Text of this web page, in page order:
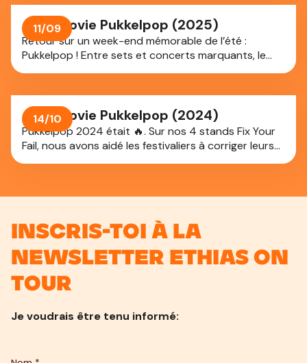
amarrés le long des quais de l’Escaut et dans les
docks. En quatre jours, ils ont attiré plus de 500
000 visiteurs, venus non seulement admirer les
navires, mais aussi profiter de l’ambiance, des
concerts, du feu d’artifice ainsi que de l’offre
Aftermovie Pukkelpop (2025)
Retour sur un week-end mémorable de l’été :
Pukkelpop ! Entre sets et concerts marquants, le
festival reste bien présent dans nos souvenirs. Nos
paillettes, coiffures, goodies, gadgets et merch en
édition limitée pour transformer le moindre petit fail
de festival en véritable glow-up. Replonge-toi dans
cette ambiance avec cet aftermovie. Alors, qui a
11/09
Aftermovie Pukkelpop (2024)
Pukkelpop 2024 était 🔥. Sur nos 4 stands Fix Your
Fail, nous avons aidé les festivaliers à corriger leurs
fails...
14/10
Inscris-toi à la
newsletter Ethias On
Tour
Je voudrais être tenu informé: